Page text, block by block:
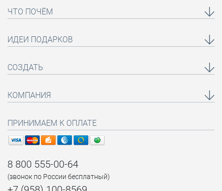
ЧТО ПОЧЁМ
ИДЕИ ПОДАРКОВ
СОЗДАТЬ
КОМПАНИЯ
ПРИНИМАЕМ К ОПЛАТЕ
8 800 555-00-64
(звонок по России бесплатный)